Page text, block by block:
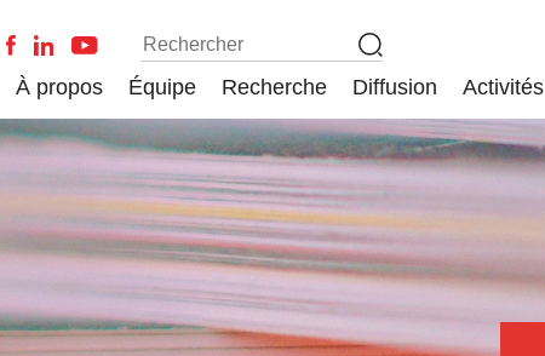
À propos Équipe Recherche Diffusion Activités